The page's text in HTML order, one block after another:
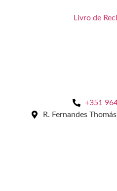
Livro de
+351
R. Fernandes